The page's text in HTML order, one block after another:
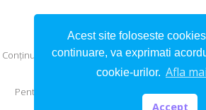
© 2026 Compania de Apă
Conţinutul acestui material nu reprezintă în
a Uniunii Europene sau a
Pentru informaţii detaliate despre celelalte
Uniunea Europeană, vă invităm să vizitaţi
Acest site foloseste
continuare, va exprimati
cookie-urilor. Afla
Accept